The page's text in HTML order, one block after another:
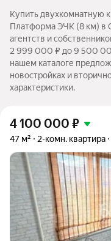
Купить двухкомнатную
Платформа ЭЧК (8 км) в
агентств и
2 999 000 ₽ до 9 500
нашем каталоге
новостройках и
характеристики.
4 100 000 ₽
47 м² 2-комн. квартира